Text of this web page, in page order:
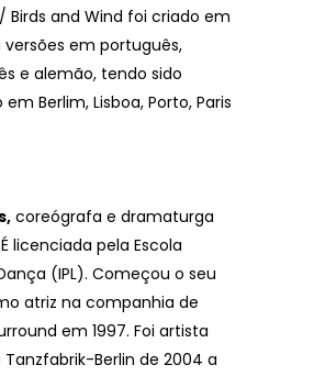
Birds and Wind foi criado em
versões em português,
e alemão, tendo sido
Berlim, Lisboa, Porto, Paris
coreógrafa e dramaturga
licenciada pela Escola
(IPL). Começou o seu
atriz na companhia de
em 1997. Foi artista
Berlin de 2004 a